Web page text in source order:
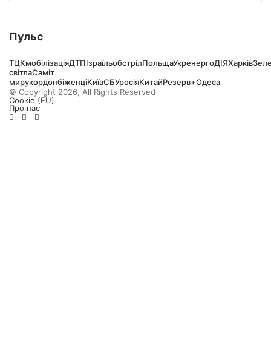
Пульс
ТЦКмобілізаціяДТПІзраїльобстрілПольщаУкренергоДІЯХарків
світлаСаміт
мирукордонбіженціКиївСБУросіяКитайРезерв+Одеса
© Copyright 2026, All Rights Reserved
Cookie (EU)
Про нас